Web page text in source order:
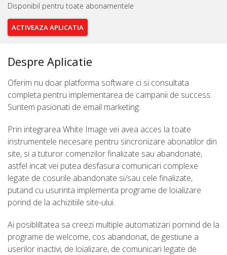
Disponibil pentru toate abonamentele
ACTIVEAZAAPLICATIA
Despre Aplicatie
Oferim nu doar platforma software ci si consultata
completa pentru implementarea de campanii de success.
Suntem pasionati de email marketing.
Prin integrarea White Image vei avea acces la toate
instrumentele necesare pentru sincronizare abonatilor din
site, si a tuturor comenzilor finalizate sau abandonate,
astfel incat vei putea desfasura comunicari complexe
legate de cosurile abandonate si/sau cele finalizate,
putand cu usurinta implementa programe de loializare
porind de la achizitiile site-ului.
Ai posibliltatea sa creezi multiple automatizari pornind de la
programe de welcome, cos abandonat, de gestiune a
userilor inactivi, de loializare, de comunicari legate de